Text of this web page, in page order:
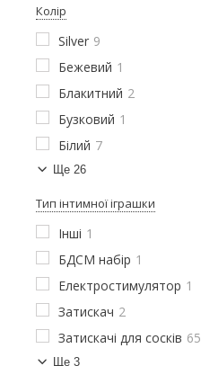
Колір
Silver 9
Бежевий 1
Блакитний 2
Бузковий 1
Білий 7
Ще 26
Тип інтимної іграшки
Інші 1
БДСМ набір 1
Електростимулятор 1
Затискач 2
Затискачі для сосків 65
Ще 3